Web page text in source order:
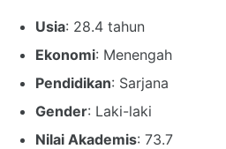
Usia: 28.4 tahun
Ekonomi: Menengah
Pendidikan: Sarjana
Gender: Laki-laki
Nilai Akademis: 73.7